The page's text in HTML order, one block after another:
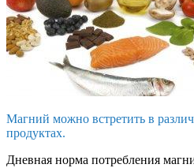
Магний можно встретить в
продуктах.
Дневная норма потребления